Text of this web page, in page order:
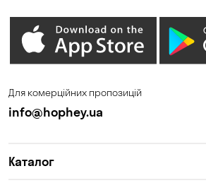
Дніпро
Кам'янське
Для комерційних пропозицій
info@hophey.ua
Каталог